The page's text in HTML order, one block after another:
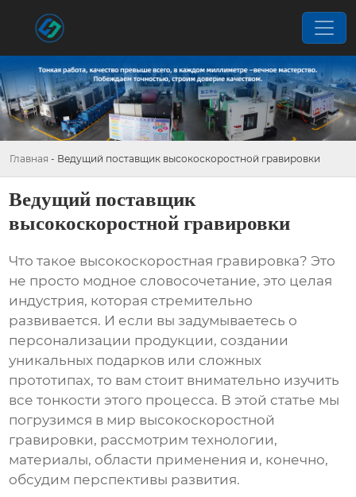
Главная - Ведущий поставщик высокоскоростной гравировки
Ведущий поставщик
высокоскоростной гравировки
Что такое высокоскоростная гравировка? Это
не просто модное словосочетание, это целая
индустрия, которая стремительно
развивается. И если вы задумываетесь о
персонализации продукции, создании
уникальных подарков или сложных
прототипах, то вам стоит внимательно изучить
все тонкости этого процесса. В этой статье мы
погрузимся в мир высокоскоростной
гравировки, рассмотрим технологии,
материалы, области применения и, конечно,
обсудим перспективы развития.